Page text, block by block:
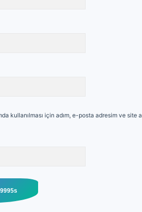
kullanılması için adım, e-posta adresim ve site